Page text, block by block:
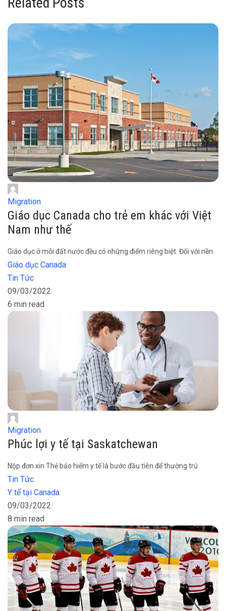
Migration
Giáo dục Canada cho trẻ em khác với Việt
Nam như thế
Giáo dục ở mỗi đất nước đều có những điểm riêng biệt. Đối với nền
Giáo dục Canada
Tin Tức
09/03/2022
6 min read
Migration
Phúc lợi y tế tại Saskatchewan
Nộp đơn xin Thẻ bảo hiểm y tế là bước đầu tiên để thường trú
Tin Tức
Y tế tại Canada
09/03/2022
8 min read